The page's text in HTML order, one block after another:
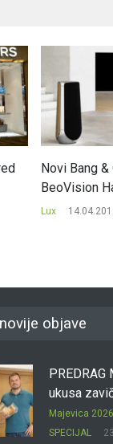
Novi Bang
BeoVision
Lux
objave
PREDRAG
ukusa
Majevica 2026
SPECIJAL